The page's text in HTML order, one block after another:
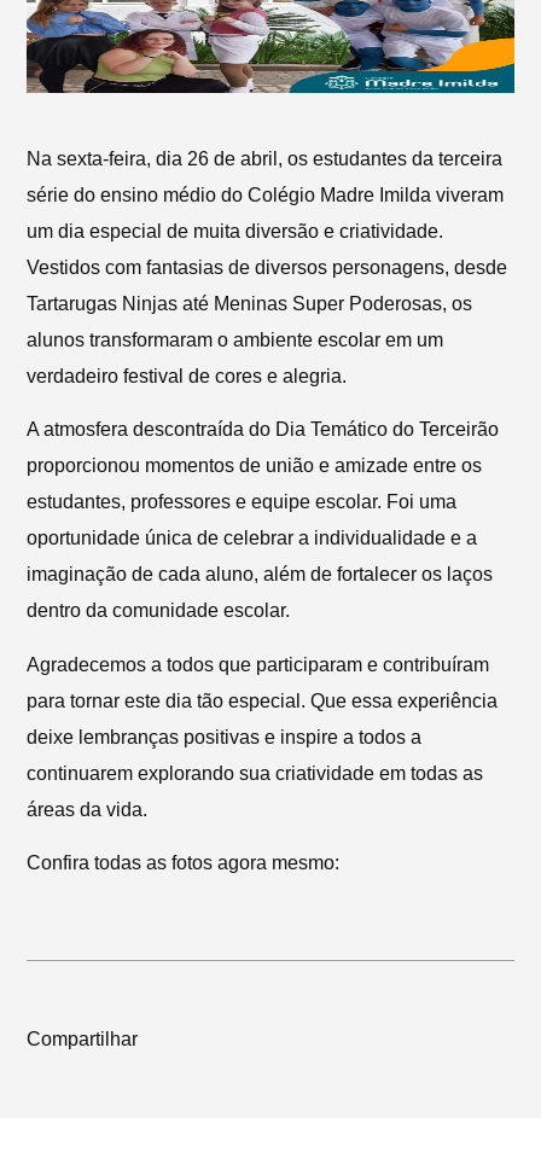
Na sexta-feira, dia 26 de abril, os estudantes da terceira
série do ensino médio do Colégio Madre Imilda viveram
um dia especial de muita diversão e criatividade.
Vestidos com fantasias de diversos personagens, desde
Tartarugas Ninjas até Meninas Super Poderosas, os
alunos transformaram o ambiente escolar em um
verdadeiro festival de cores e alegria.
A atmosfera descontraída do Dia Temático do Terceirão
proporcionou momentos de união e amizade entre os
estudantes, professores e equipe escolar. Foi uma
oportunidade única de celebrar a individualidade e a
imaginação de cada aluno, além de fortalecer os laços
dentro da comunidade escolar.
Agradecemos a todos que participaram e contribuíram
para tornar este dia tão especial. Que essa experiência
deixe lembranças positivas e inspire a todos a
continuarem explorando sua criatividade em todas as
áreas da vida.
Confira todas as fotos agora mesmo:
Compartilhar